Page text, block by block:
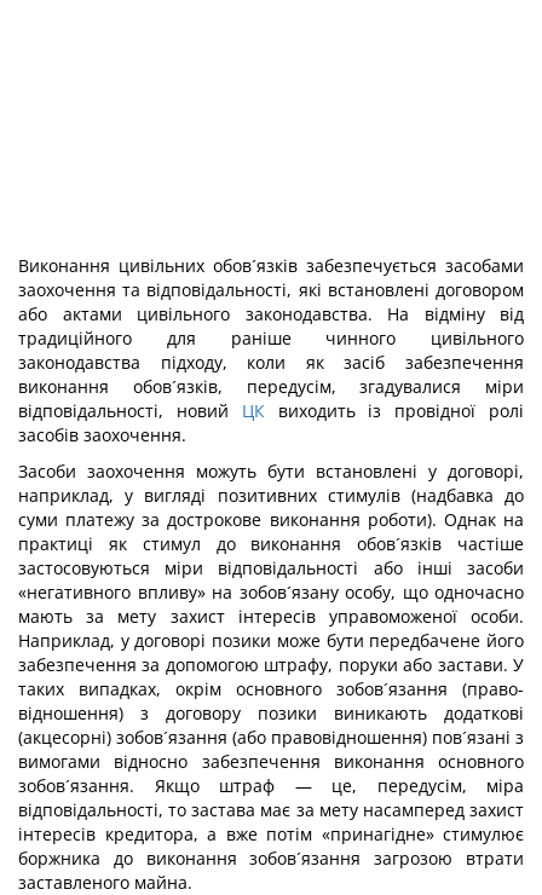
Виконання цивільних обов´язків забезпечується засобами
заохочення та відповідальності, які встановлені договором
або актами цивільного законодавства. На відміну від
традиційного для раніше чинного цивільного
законодавства підходу, коли як засіб забезпечення
виконання обов´язків, передусім, згадувалися міри
відповідальності, новий ЦКвиходить із провідної ролі
засобів заохочення.
Засоби заохочення можуть бути встановлені у договорі,
наприклад, у вигляді позитивних стимулів (надбавка до
суми платежу за дострокове виконання роботи). Однак на
практиці як стимул до виконання обов´язків частіше
застосовуються міри відповідальності або інші засоби
«негативного впливу» на зобов´язану особу, що одночасно
мають за мету захист інтересів управоможеної особи.
Наприклад, у договорі позики може бути передбачене його
забезпечення за допомогою штрафу, поруки або застави. У
таких випадках, окрім основного зобов´язання (право-
відношення) з договору позики виникають додаткові
(акцесорні) зобов´язання (або правовідношення) пов´язані з
вимогами відносно забезпечення виконання основного
зобов´язання. Якщо штраф — це, передусім, міра
відповідальності, то застава має за мету насамперед захист
інтересів кредитора, а вже потім «принагідне» стимулює
боржника до виконання зобов´язання загрозою втрати
заставленого майна.